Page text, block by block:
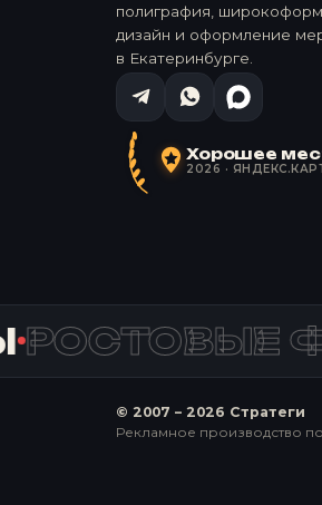
полиграфия,
дизайн и оформление
в Екатеринбурге.
Хорошее
2026 ·
© 2007 – 2026 Стратеги
Рекламное производство